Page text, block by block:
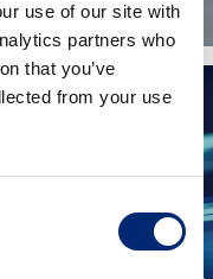
use of our site with
partners who
that you’ve
from your use
Print.